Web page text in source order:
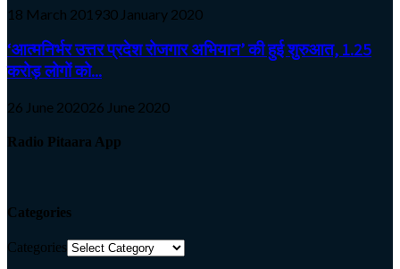
18 March 201930 January 2020
‘आत्मनिर्भर उत्तर प्रदेश रोजगार अभियान’ की हुई शुरुआत, 1.25
करोड़ लोगों को...
26 June 202026 June 2020
Radio Pitaara App
Categories
Categories